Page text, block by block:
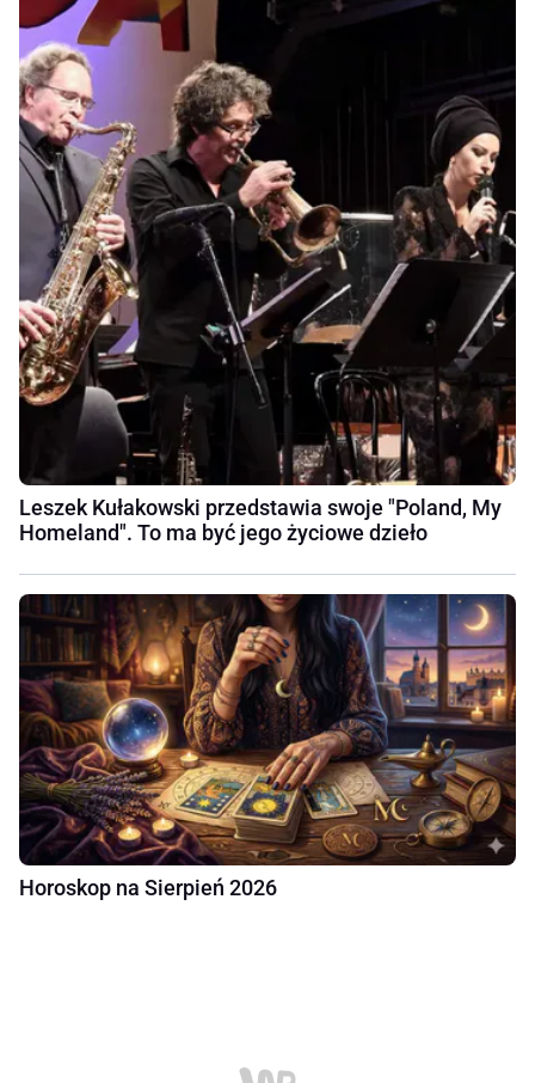
Leszek Kułakowski przedstawia swoje "Poland, My
Homeland". To ma być jego życiowe dzieło
Horoskop na Sierpień 2026